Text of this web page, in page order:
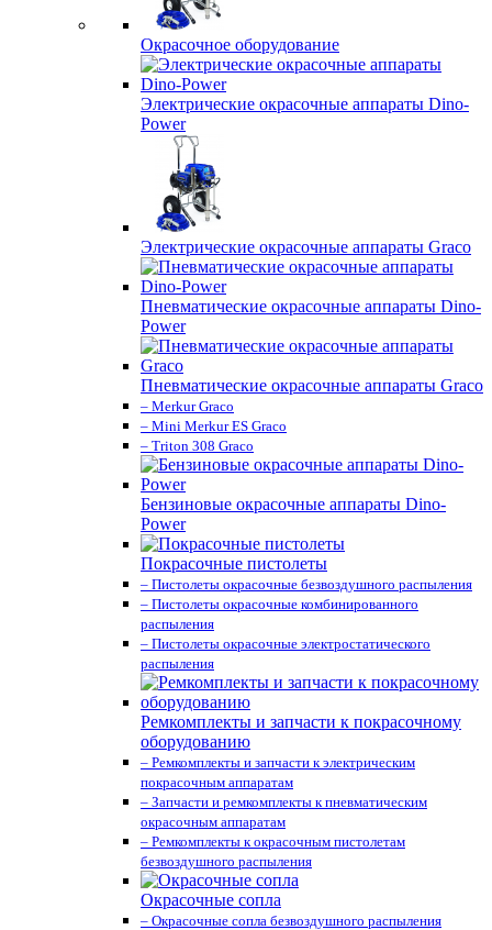
Окрасочное оборудование
Электрические окрасочные аппараты Dino-
Power
Электрические окрасочные аппараты Graco
Пневматические окрасочные аппараты Dino-
Power
Пневматические окрасочные аппараты Graco
– Merkur Graco
– Mini Merkur ES Graco
– Triton 308 Graco
Бензиновые окрасочные аппараты Dino-
Power
Покрасочные пистолеты
– Пистолеты окрасочные безвоздушного распыления
– Пистолеты окрасочные комбинированного
распыления
– Пистолеты окрасочные электростатического
распыления
Ремкомплекты и запчасти к покрасочному
оборудованию
– Ремкомплекты и запчасти к электрическим
покрасочным аппаратам
– Запчасти и ремкомплекты к пневматическим
окрасочным аппаратам
– Ремкомплекты к окрасочным пистолетам
безвоздушного распыления
Окрасочные сопла
– Окрасочные сопла безвоздушного распыления